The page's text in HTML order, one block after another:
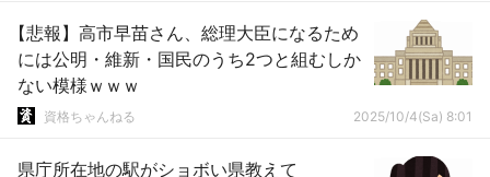
【悲報】高市早苗さん、総理大臣になるため
には公明・維新・国民のうち2つと組むしか
ない模様ｗｗｗ
資格ちゃんねる 2025/10/4(Sa) 8:01
県庁所在地の駅がショボい県教えて